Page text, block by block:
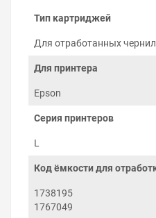
Как заменить
L4156
Заменить ёмкость
Выключите принтер.
Выкрутите винт с
Тип картриджей
Для отработанных чернил
Для принтера
Epson
Серия принтеров
L
Код ёмкости для
1738195
1767049